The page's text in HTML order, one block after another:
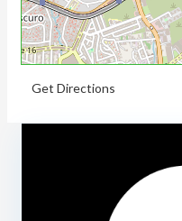
Get Directions